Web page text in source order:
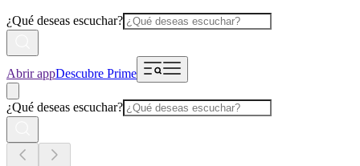
¿Qué deseas escuchar?
Abrir appDescubre Prime
¿Qué deseas escuchar?